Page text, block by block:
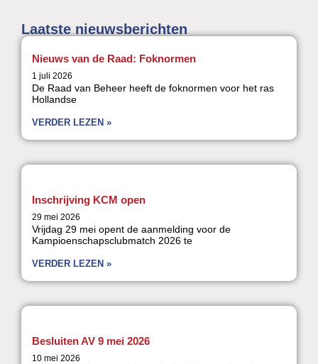
Laatste nieuwsberichten
Nieuws van de Raad: Foknormen
1 juli 2026
De Raad van Beheer heeft de foknormen voor het ras
Hollandse
VERDER LEZEN »
Inschrijving KCM open
29 mei 2026
Vrijdag 29 mei opent de aanmelding voor de
Kampioenschapsclubmatch 2026 te
VERDER LEZEN »
Besluiten AV 9 mei 2026
10 mei 2026